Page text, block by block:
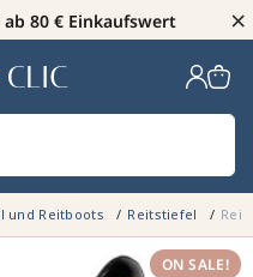
80 € Einkaufswert ×
und Reitboots Reitstiefel
ON SALE!